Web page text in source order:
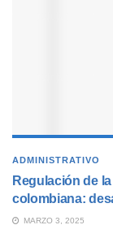
ADMINISTRATIVO
Regulación de
colombiana:
MARZO 3, 2025